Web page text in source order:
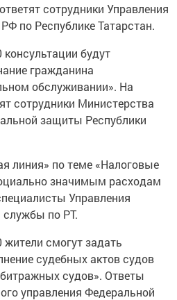
сотрудники Управления
по Республике Татарстан.
будут
гражданина
обслуживании». На
сотрудники Министерства
защиты Республики
линия» по теме «Налоговые
значимым расходам
Управления
службы по РТ.
смогут задать
судебных актов судов
судов». Ответы
управления Федеральной